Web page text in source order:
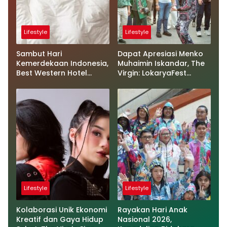
Lifestyle
Sambut Hari
Kemerdekaan Indonesia,
Best Western Hotel
Stay Diskon Hingga 45%
Lifestyle
Dapat Apresiasi Menko
Muhaimin Iskandar, The
Virgin: LokaryaFest
Pertemukan Kolaborasi
Apik
Lifestyle
Kolaborasi Unik Ekonomi
Kreatif dan Gaya Hidup
Lifestyle
Rayakan Hari Anak
Nasional 2026,